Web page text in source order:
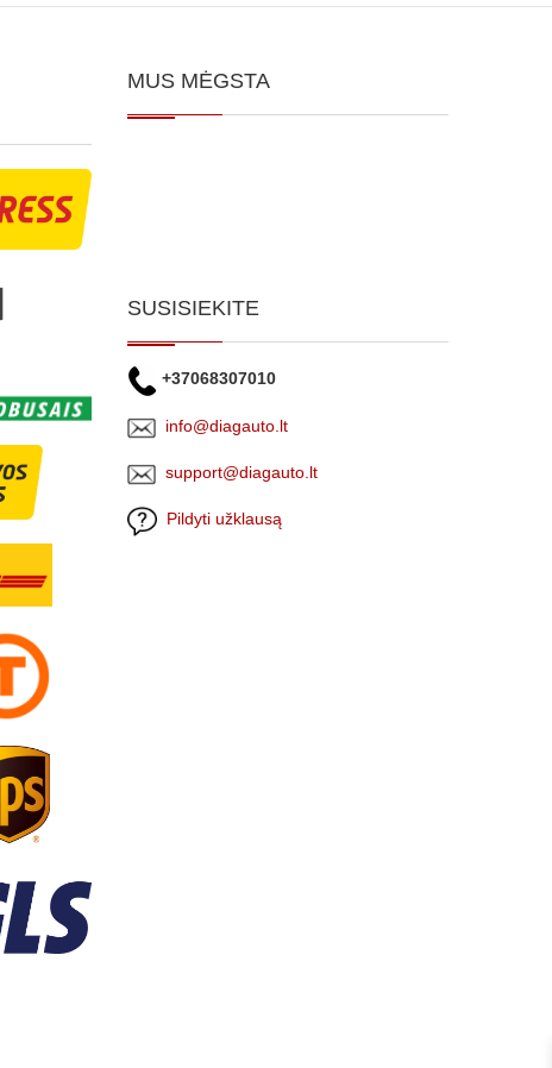
MUS MĖGSTA
SUSISIEKITE
+37068307010
info@diagauto.lt
support@diagauto.lt
Pildyti užklausą